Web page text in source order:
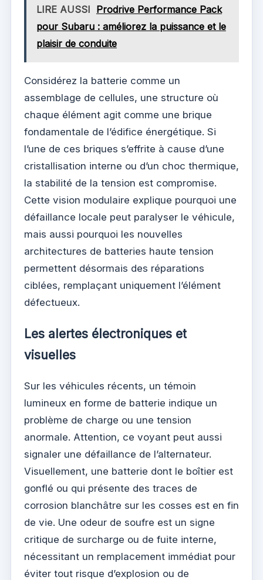
LIRE AUSSI Prodrive Performance Pack
pour Subaru : améliorez la puissance et le
plaisir de conduite
Considérez la batterie comme un
assemblage de cellules, une structure où
chaque élément agit comme une brique
fondamentale de l’édifice énergétique. Si
l’une de ces briques s’effrite à cause d’une
cristallisation interne ou d’un choc thermique,
la stabilité de la tension est compromise.
Cette vision modulaire explique pourquoi une
défaillance locale peut paralyser le véhicule,
mais aussi pourquoi les nouvelles
architectures de batteries haute tension
permettent désormais des réparations
ciblées, remplaçant uniquement l’élément
défectueux.
Les alertes électroniques et
visuelles
Sur les véhicules récents, un témoin
lumineux en forme de batterie indique un
problème de charge ou une tension
anormale. Attention, ce voyant peut aussi
signaler une défaillance de l’alternateur.
Visuellement, une batterie dont le boîtier est
gonflé ou qui présente des traces de
corrosion blanchâtre sur les cosses est en fin
de vie. Une odeur de soufre est un signe
critique de surcharge ou de fuite interne,
nécessitant un remplacement immédiat pour
éviter tout risque d’explosion ou de